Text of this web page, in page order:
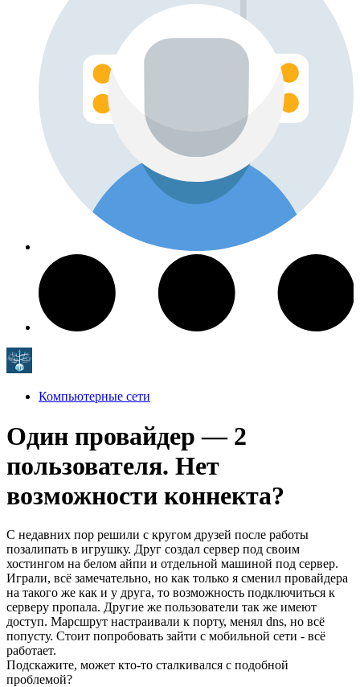
Компьютерные сети
Один провайдер — 2
пользователя. Нет
возможности коннекта?
С недавних пор решили с кругом друзей после работы
позалипать в игрушку. Друг создал сервер под своим
хостингом на белом айпи и отдельной машиной под сервер.
Играли, всё замечательно, но как только я сменил провайдера
на такого же как и у друга, то возможность подключиться к
серверу пропала. Другие же пользователи так же имеют
доступ. Марсшрут настраивали к порту, менял dns, но всё
попусту. Стоит попробовать зайти с мобильной сети - всё
работает.
Подскажите, может кто-то сталкивался с подобной
проблемой?